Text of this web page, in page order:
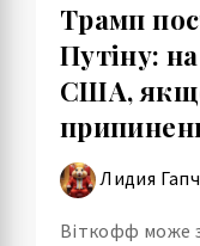
Трамп
Путіну:
США,
Лидия
Віткофф може